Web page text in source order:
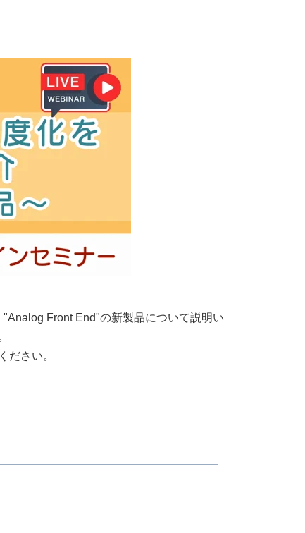
Front End"の新製品について説明い
ださい。